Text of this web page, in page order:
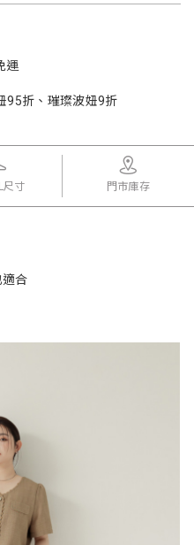
運
95折、璀璨波妞9折
尺寸 門市庫存
合